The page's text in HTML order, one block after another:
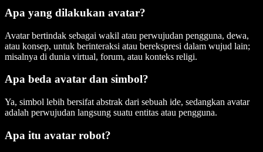
Apa yang dilakukan avatar?
Avatar bertindak sebagai wakil atau perwujudan pengguna, dewa,
atau konsep, untuk berinteraksi atau berekspresi dalam wujud lain;
misalnya di dunia virtual, forum, atau konteks religi.
Apa beda avatar dan simbol?
Ya, simbol lebih bersifat abstrak dari sebuah ide, sedangkan avatar
adalah perwujudan langsung suatu entitas atau pengguna.
Apa itu avatar robot?